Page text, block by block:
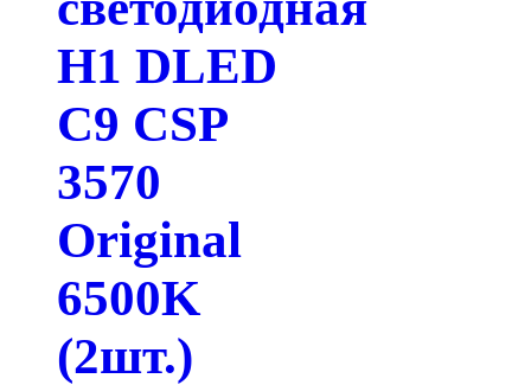
H1 DLED
C9 CSP
3570
Original
6500K
(2шт.)